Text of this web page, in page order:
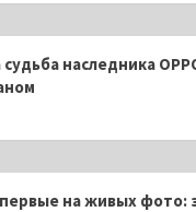
наследника
на живых фото: